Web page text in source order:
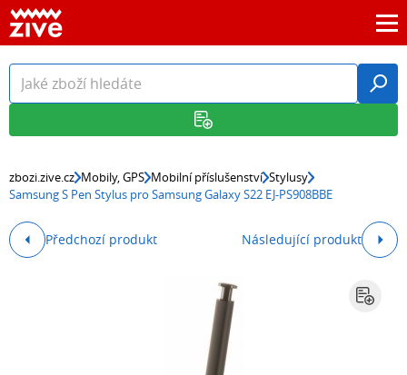
zbozi.zive.cz Mobily, GPS Mobilní příslušenství Stylusy
Samsung S Pen Stylus pro Samsung Galaxy S22 EJ-PS908BBE
Předchozí produkt Následující produkt